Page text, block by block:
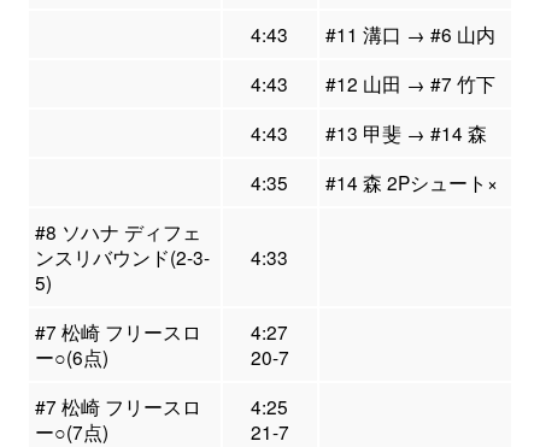
4:43
#11 溝口 → #6 山内
4:43
#12 山田 → #7 竹下
4:43
#13 甲斐 → #14 森
4:35
#14 森 2Pシュート×
#8 ソハナ ディフェ
ンスリバウンド(2-3-
5)
4:33
#7 松崎 フリースロ
ー○(6点)
4:27
20-7
#7 松崎 フリースロ
ー○(7点)
4:25
21-7